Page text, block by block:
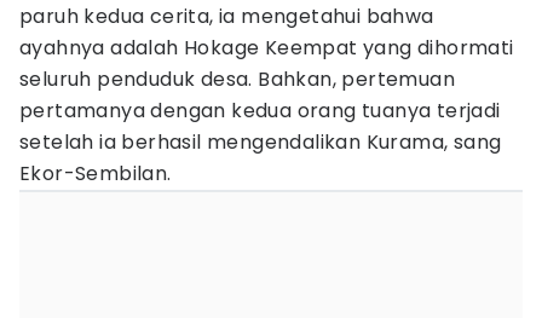
paruh kedua cerita, ia mengetahui bahwa
ayahnya adalah Hokage Keempat yang dihormati
seluruh penduduk desa. Bahkan, pertemuan
pertamanya dengan kedua orang tuanya terjadi
setelah ia berhasil mengendalikan Kurama, sang
Ekor-Sembilan.